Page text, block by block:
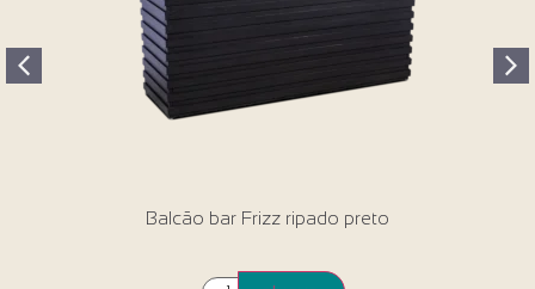
bar Frizz ripado preto